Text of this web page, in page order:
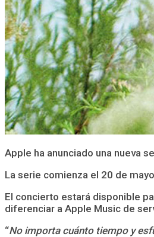
Apple ha anunciado una nueva
La serie comienza el 20 de
El concierto estará disponible
diferenciar a Apple Music de
“No importa cuánto tiempo y